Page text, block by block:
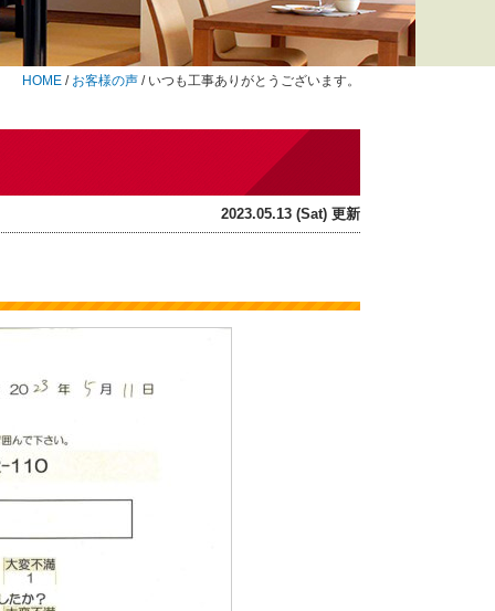
HOME / お客様の声 / いつも工事ありがとうございます。
2023.05.13 (Sat) 更新